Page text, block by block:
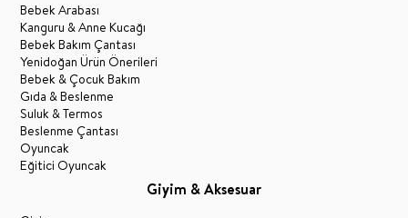
Bebek Arabası
Kanguru & Anne Kucağı
Bebek Bakım Çantası
Yenidoğan Ürün Önerileri
Bebek & Çocuk Bakım
Gıda & Beslenme
Suluk & Termos
Beslenme Çantası
Oyuncak
Eğitici Oyuncak
Giyim & Aksesuar